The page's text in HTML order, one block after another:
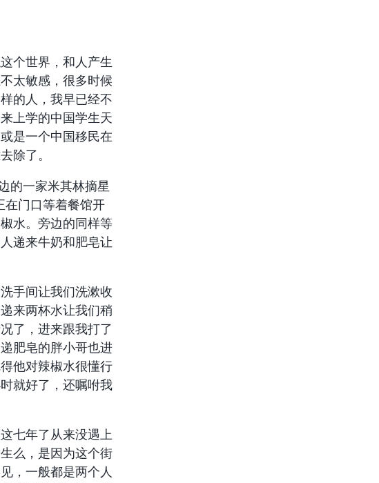
个世界，和人产生
太敏感，很多时候
的人，我早已经不
上学的中国学生天
是一个中国移民在
除了。
的一家米其林摘星
在门口等着餐馆开
水。旁边的同样等
递来牛奶和肥皂让
手间让我们洗漱收
来两杯水让我们稍
了，进来跟我打了
肥皂的胖小哥也进
他对辣椒水很懂行
就好了，还嘱咐我
七年了从来没遇上
么，是因为这个街
，一般都是两个人